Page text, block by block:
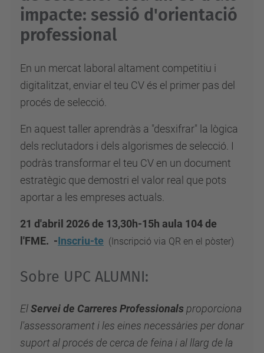
impacte: sessió d'orientació
professional
En un mercat laboral altament competitiu i
digitalitzat, enviar el teu CV és el primer pas del
procés de selecció.
En aquest taller aprendràs a "desxifrar" la lògica
dels reclutadors i dels algorismes de selecció. I
podràs transformar el teu CV en un document
estratègic que demostri el valor real que pots
aportar a les empreses actuals.
21 d'abril 2026 de 13,30h-15h aula 104 de
l'FME. -Inscriu-te (Inscripció via QR en el pòster)
Sobre UPC ALUMNI:
ElServei de Carreres Professionalsproporciona
l'assessorament i les eines necessàries per donar
suport al procés de cerca de feina i al llarg de la